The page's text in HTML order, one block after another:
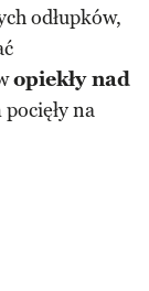
odłupków,
opiekły nad
na